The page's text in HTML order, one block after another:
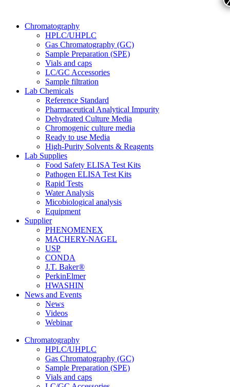
Chromatography
HPLC/UHPLC
Gas Chromatography (GC)
Sample Preparation (SPE)
Vials and caps
LC/GC Accessories
Sample filtration
Lab Chemicals
Reference Standard
Pharmaceutical Analytical Impurity
Dehydrated Culture Media
Chromogenic culture media
Ready to use Media
High-Purity Solvents & Reagents
Lab Supplies
Food Safety ELISA Test Kits
Pathogen ELISA Test Kits
Rapid Tests
Water Analysis
Micobiological analysis
Equipment
Supplier
PHENOMENEX
MACHERY-NAGEL
USP
CONDA
J.T. Baker®
PerkinElmer
HWASHIN
News and Events
News
Videos
Webinar
Chromatography
HPLC/UHPLC
Gas Chromatography (GC)
Sample Preparation (SPE)
Vials and caps